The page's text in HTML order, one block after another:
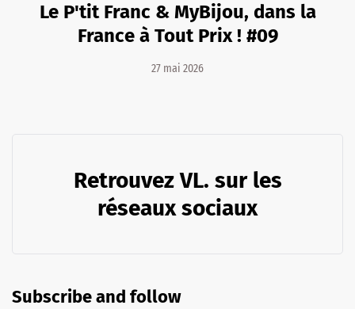
Le P'tit Franc & MyBijou, dans la
France à Tout Prix ! #09
27 mai 2026
Retrouvez VL. sur les
réseaux sociaux
Subscribe and follow